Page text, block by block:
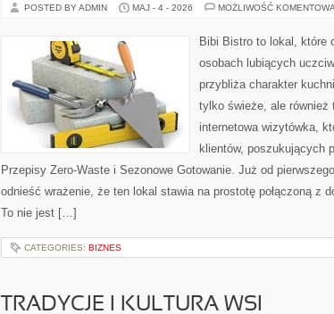
POSTED BY ADMIN MAJ - 4 - 2026 MOŻLIWOŚĆ
Bibi Bistro to lokal, które
osobach lubiących
przybliża charakter
tylko świeże, ale również
internetowa wizytówka,
klientów, poszukujących
Przepisy Zero-Waste i Sezonowe Gotowanie. Już od
odnieść wrażenie, że ten lokal stawia na prostotę połączoną z
To nie jest […]
CATEGORIES: BIZNES
TRADYCJE I KULTURA WSI